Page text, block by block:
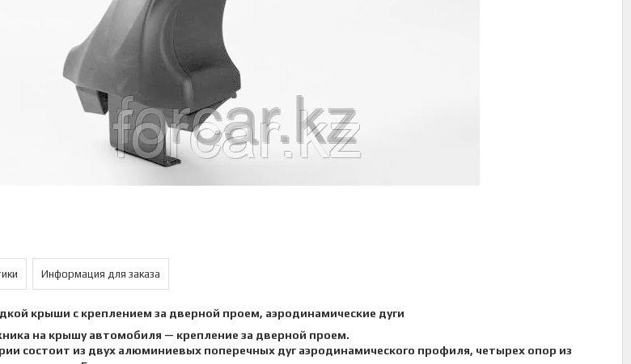
Информация для заказа
крыши с креплением за дверной проем, аэродинамические дуги
на крышу автомобиля — крепление за дверной проем.
состоит из двух алюминиевых поперечных дуг аэродинамического профиля, четырех опор из